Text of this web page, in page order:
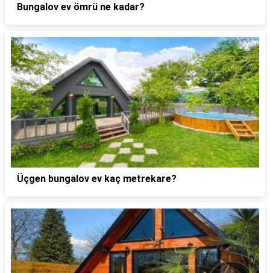
Bungalov ev ömrü ne kadar?
Üçgen bungalov ev kaç metrekare?